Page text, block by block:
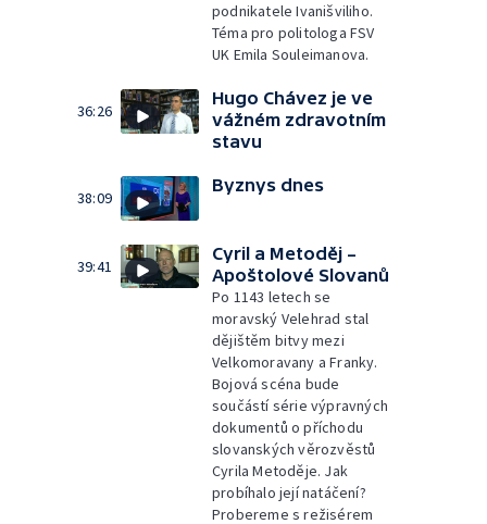
podnikatele Ivanišviliho.
Téma pro politologa FSV
UK Emila Souleimanova.
36:26
Hugo Chávez je ve
vážném zdravotním
stavu
38:09
Byznys dnes
39:41
Cyril a Metoděj –
Apoštolové Slovanů
Po 1143 letech se
moravský Velehrad stal
dějištěm bitvy mezi
Velkomoravany a Franky.
Bojová scéna bude
součástí série výpravných
dokumentů o příchodu
slovanských věrozvěstů
Cyrila Metoděje. Jak
probíhalo její natáčení?
Probereme s režisérem